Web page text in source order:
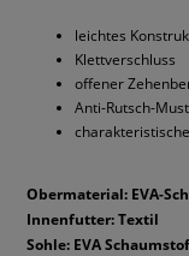
leichtes
Klettverschluss
offener
Anti-Rutsch-
Obermaterial: EVA-
Innenfutter: Textil
Sohle: EVA